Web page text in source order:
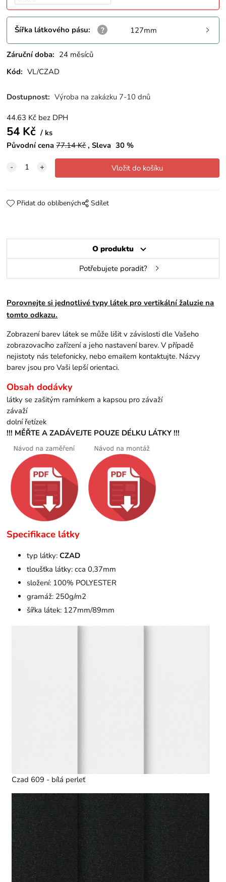
Šířka látkového pásu: 127mm
Záruční doba: 24 měsíců
Kód: VL/CZAD
Dostupnost: Výroba na zakázku 7-10 dnů
44.63 Kč bez DPH
54 Kč
ks
Původní cena 77.14Kč Sleva 30 %
Přidat do oblíbených Sdílet
O produktu
Potřebujete poradit?
Porovnejte si jednotlivé typy látek pro vertikální žaluzie na
tomto odkazu.
Zobrazení barev látek se může lišit v závislosti dle Vašeho
zobrazovacího zařízení a jeho nastavení barev. V případě
nejistoty nás telefonicky, nebo emailem kontaktujte. Názvy
barev jsou pro Vaši lepší orientaci.
Obsah dodávky
látky se zašitým ramínkem a kapsou pro závaží
závaží
dolní řetízek
!!! MĚŘTE A ZADÁVEJTE POUZE DÉLKU LÁTKY !!!
Specifikace látky
typ látky:CZAD
tloušťka látky: cca 0,37mm
složení: 100% POLYESTER
gramáž: 250g/m2
šířka látek: 127mm/89mm
Czad 609 - bílá perleť